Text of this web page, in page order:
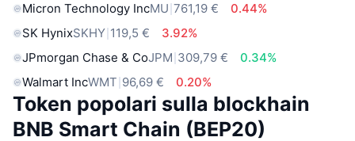
Micron Technology IncMU 761,19 €
0.44%
SK HynixSKHY 119,5 €
3.92%
JPmorgan Chase & CoJPM 309,79 €
0.34%
Walmart IncWMT 96,69 € 0.20%
Token popolari sulla blockhain
BNB Smart Chain (BEP20)